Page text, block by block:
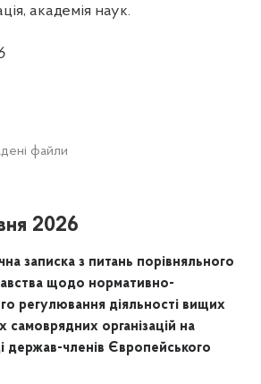
академія наук.
файли
2026
записка з питань порівняльного
щодо нормативно-
регулювання діяльності вищих
самоврядних організацій на
держав-членів Європейського